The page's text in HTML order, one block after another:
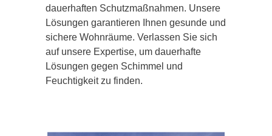
dauerhaften Schutzmaßnahmen. Unsere
Lösungen garantieren Ihnen gesunde und
sichere Wohnräume. Verlassen Sie sich
auf unsere Expertise, um dauerhafte
Lösungen gegen Schimmel und
Feuchtigkeit zu finden.